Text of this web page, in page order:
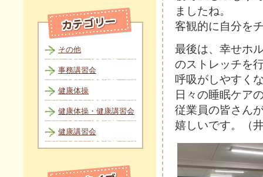
ましたね。
客観的に自分を
最後は、幸せホ
のストレッチを
呼吸がしやすく
日々の睡眠ケア
従業員の皆さん
嬉しいです。（
その他
事務講習会
健康体操
健康体操・健康講習会
健康講習会